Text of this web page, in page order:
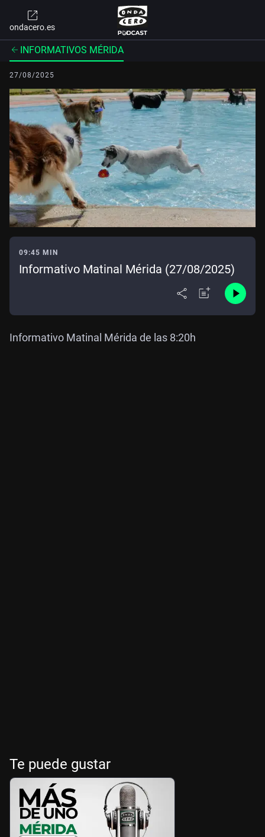
ondacero.es
INFORMATIVOS MÉRIDA
27/08/2025
09:45 MIN
Informativo Matinal Mérida (27/08/2025)
Informativo Matinal Mérida de las 8:20h
Te puede gustar